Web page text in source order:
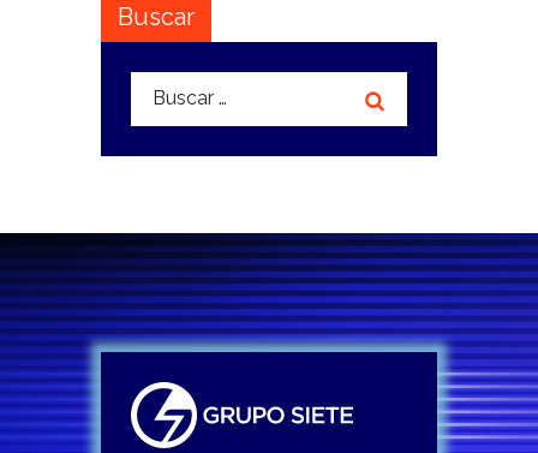
Buscar
Buscar: